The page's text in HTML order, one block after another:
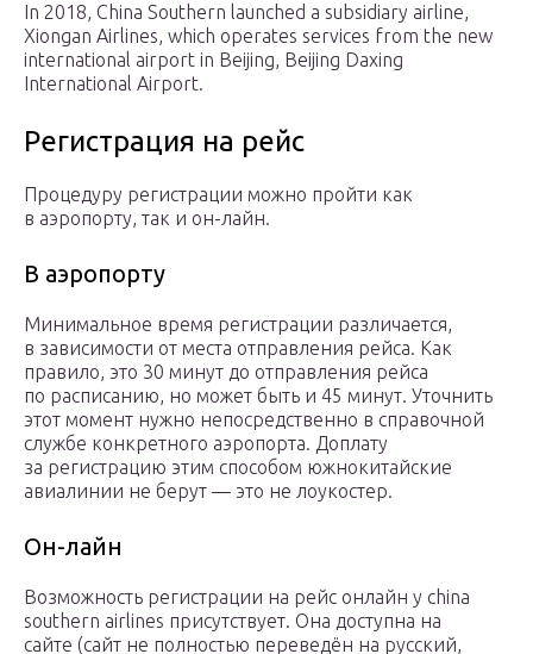
In 2018, China Southern launched a subsidiary airline,
Xiongan Airlines, which operates services from the new
international airport in Beijing, Beijing Daxing
International Airport.
Регистрация на рейс
Процедуру регистрации можно пройти как
в аэропорту, так и он-лайн.
В аэропорту
Минимальное время регистрации различается,
в зависимости от места отправления рейса. Как
правило, это 30 минут до отправления рейса
по расписанию, но может быть и 45 минут. Уточнить
этот момент нужно непосредственно в справочной
службе конкретного аэропорта. Доплату
за регистрацию этим способом южнокитайские
авиалинии не берут — это не лоукостер.
Он-лайн
Возможность регистрации на рейс онлайн у china
southern airlines присутствует. Она доступна на
сайте (сайт не полностью переведён на русский,